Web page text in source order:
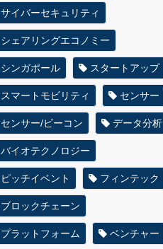
サイバーセキュリティ
シェアリングエコノミー
シンガポール スタートアップ
スマートモビリティ センサー
センサー/ビーコン データ分析
バイオテクノロジー
ピッチイベント フィンテック
ブロックチェーン
プラットフォーム ベンチャー